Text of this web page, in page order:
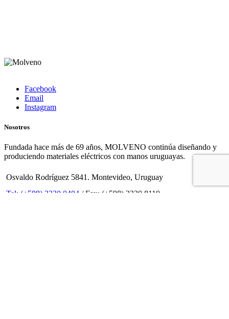
Facebook
Email
Instagram
Nosotros
Fundada hace más de 69 años, MOLVENO continúa diseñando y
produciendo materiales eléctricos con manos uruguayas.
Osvaldo Rodríguez 5841. Montevideo, Uruguay
Tel: (+598) 2320 0404 / Fax: (+598) 2320 8110